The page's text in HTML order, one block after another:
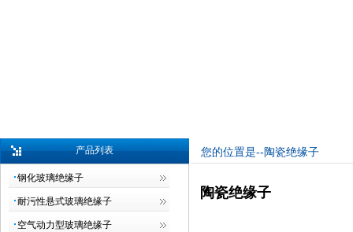
产品列表
钢化玻璃绝缘子
耐污性悬式玻璃绝缘子
空气动力型玻璃绝缘子
您的位置是--陶瓷绝缘子
陶瓷绝缘子